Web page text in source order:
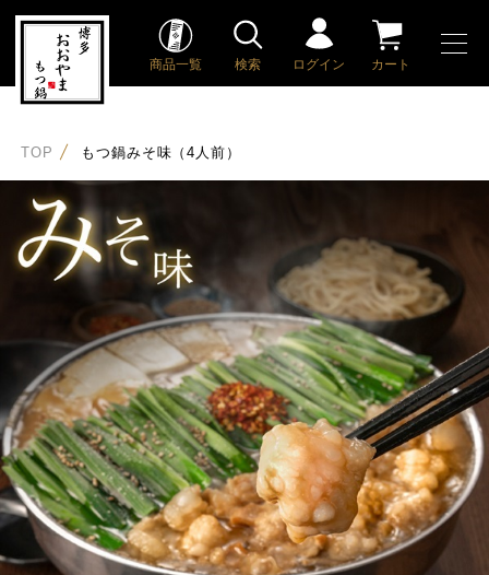
商品一覧 検索 ログイン カート
TOP もつ鍋みそ味（4人前）